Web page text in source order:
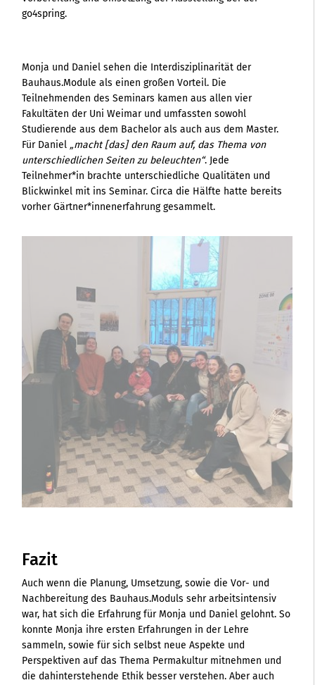
go4spring.
Monja und Daniel sehen die Interdisziplinarität der
Bauhaus.Module als einen großen Vorteil. Die
Teilnehmenden des Seminars kamen aus allen vier
Fakultäten der Uni Weimar und umfassten sowohl
Studierende aus dem Bachelor als auch aus dem Master.
Für Daniel „macht [das] den Raum auf, das Thema von
unterschiedlichen Seiten zu beleuchten“. Jede
Teilnehmer*in brachte unterschiedliche Qualitäten und
Blickwinkel mit ins Seminar. Circa die Hälfte hatte bereits
vorher Gärtner*innenerfahrung gesammelt.
Fazit
Auch wenn die Planung, Umsetzung, sowie die Vor- und
Nachbereitung des Bauhaus.Moduls sehr arbeitsintensiv
war, hat sich die Erfahrung für Monja und Daniel gelohnt. So
konnte Monja ihre ersten Erfahrungen in der Lehre
sammeln, sowie für sich selbst neue Aspekte und
Perspektiven auf das Thema Permakultur mitnehmen und
die dahinterstehende Ethik besser verstehen. Aber auch